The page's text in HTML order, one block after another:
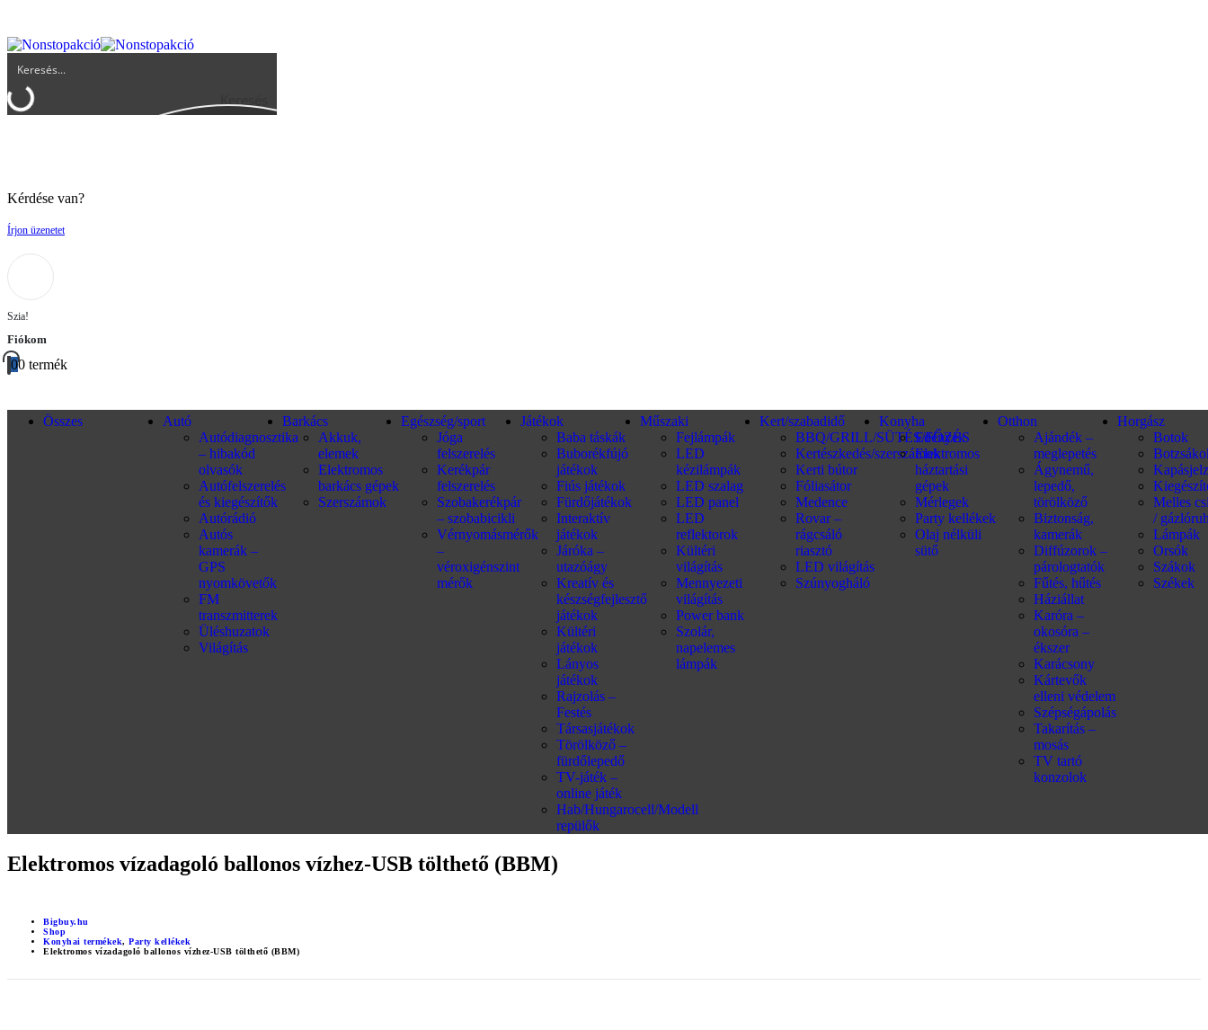
Keresés
Kérdése van?
Írjon üzenetet
Szia!
Fiókom
00 termék
Összes
Autó
Autódiagnosztika
– hibakód
olvasók
Autófelszerelés
és kiegészítők
Autórádió
Autós
kamerák –
GPS
nyomkövetők
FM
transzmitterek
Üléshuzatok
Világítás
Barkács
Akkuk,
elemek
Elektromos
barkács gépek
Szerszámok
Egészség/sport
Jóga
felszerelés
Kerékpár
felszerelés
Szobakerékpár
– szobabicikli
Vérnyomásmérők
–
véroxigénszint
mérők
Játékok
Baba táskák
Buborékfújó
játékok
Fiús játékok
Fürdőjátékok
Interaktív
játékok
Járóka –
utazóágy
Kreatív és
készségfejlesztő
játékok
Kültéri
játékok
Lányos
játékok
Rajzolás –
Festés
Társasjátékok
Törölköző –
fürdőlepedő
TV-játék –
online játék
Hab/Hungarocell/Modell
repülők
Műszaki
Fejlámpák
LED
kézilámpák
LED szalag
LED panel
LED
reflektorok
Kültéri
világítás
Mennyezeti
világítás
Power bank
Szolár,
napelemes
lámpák
Kert/szabadidő
BBQ/GRILL/SÜTÉS/FŐZÉS
Kertészkedés/szerszámok
Kerti bútor
Fóliasátor
Medence
Rovar –
rágcsáló
riasztó
LED világítás
Szúnyogháló
Konyha
Edények
Elektromos
háztartási
gépek
Mérlegek
Party kellékek
Olaj nélküli
sütő
Otthon
Ajándék –
meglepetés
Ágynemű,
lepedő,
törölköző
Biztonság,
kamerák
Diffúzorok –
párologtatók
Fűtés, hűtés
Háziállat
Karóra –
okosóra –
ékszer
Karácsony
Kártevők
elleni védelem
Szépségápolás
Takarítás –
mosás
TV tartó
konzolok
Horgász
Botok
Melles
/
Lámpák
Orsók
Szákok
Székek
Elektromos vízadagoló ballonos vízhez-USB tölthető (BBM)
Bigbuy.hu
Shop
Konyhai termékek, Party kellékek
Elektromos vízadagoló ballonos vízhez-USB tölthető (BBM)